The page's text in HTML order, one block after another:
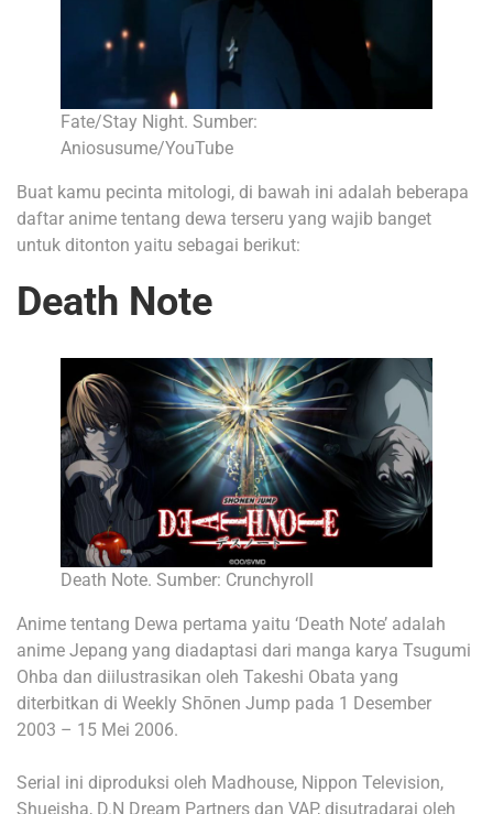
Fate/Stay Night. Sumber:
Aniosusume/YouTube
Buat kamu pecinta mitologi, di bawah ini adalah beberapa
daftar anime tentang dewa terseru yang wajib banget
untuk ditonton yaitu sebagai berikut:
Death Note
Death Note. Sumber: Crunchyroll
Anime tentang Dewa pertama yaitu ‘Death Note’ adalah
anime Jepang yang diadaptasi dari manga karya Tsugumi
Ohba dan diilustrasikan oleh Takeshi Obata yang
diterbitkan di Weekly Shōnen Jump pada 1 Desember
2003 – 15 Mei 2006.
Serial ini diproduksi oleh Madhouse, Nippon Television,
Shueisha, D.N Dream Partners dan VAP, disutradarai oleh